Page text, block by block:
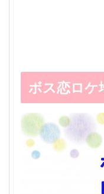
ボス恋ロケ